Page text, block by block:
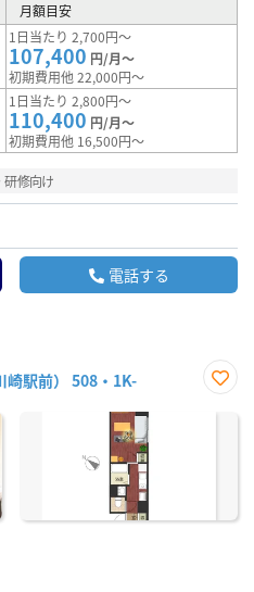
月額目安
1日当たり 2,700円～
107,400 円/月～
初期費用他 22,000円～
1日当たり 2,800円～
110,400 円/月～
初期費用他 16,500円～
研修向け
電話する
崎駅前） 508・1K-
に入